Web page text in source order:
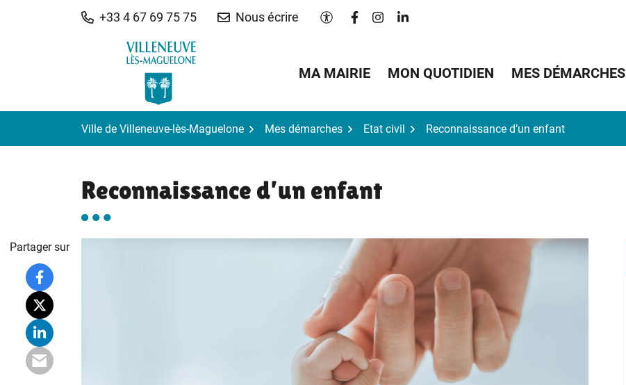
+33 4 67 69 75 75 Nous écrire Paramètres d'accessibilité
Lien vers le compte Facebook
Lien vers le compte Instagram
Lien vers le compte Linkedin
MA MAIRIE MON QUOTIDIEN MES DÉMARCHES
Ville de Villeneuve-lès-Maguelone Mes démarches Etat civil Reconnaissance d’un enfant
Reconnaissance d’un enfant
Partager sur